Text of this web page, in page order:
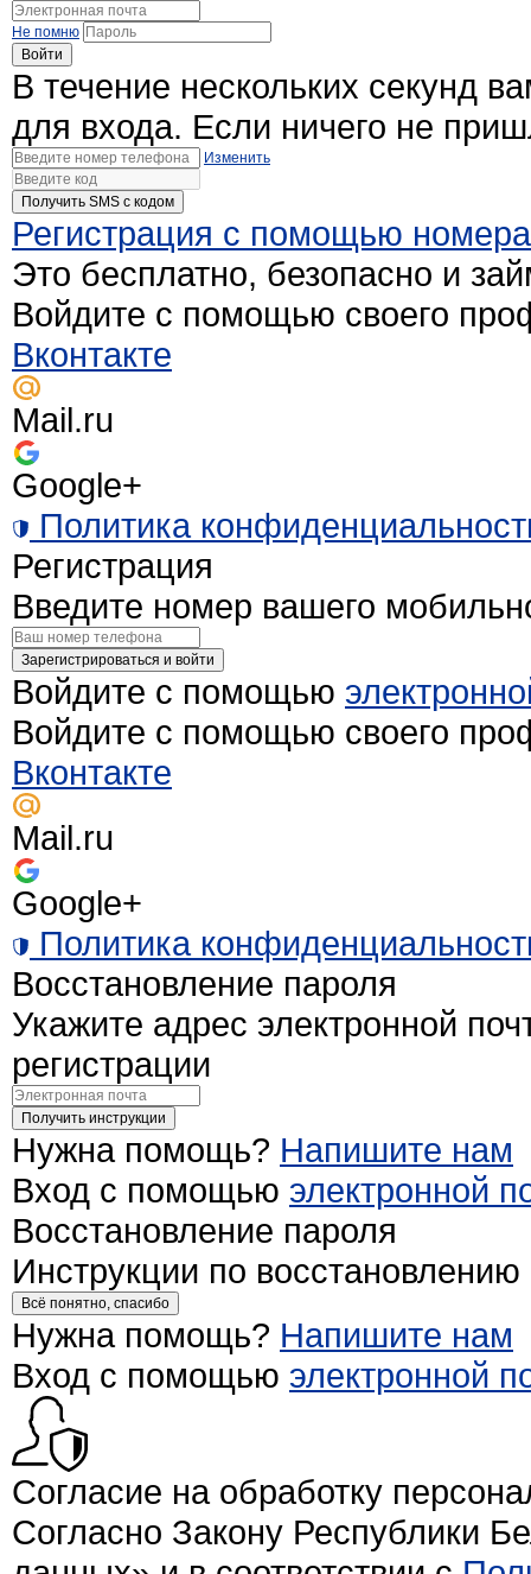
Не помню
Войти
В течение нескольких секунд
для входа. Если ничего не
Изменить
Получить SMS c кодом
Регистрация с помощью
Это бесплатно, безопасно и
Войдите с помощью своего
Вконтакте
Mail.ru
Google+
Политика
Регистрация
Введите номер вашего
Зарегистрироваться и войти
Войдите с помощью
Войдите с помощью своего
Вконтакте
Mail.ru
Google+
Политика
Восстановление пароля
Укажите адрес электронной
регистрации
Получить инструкции
Нужна помощь? Напишите нам
Вход с помощью электронной
Восстановление пароля
Инструкции по
Всё понятно, спасибо
Нужна помощь? Напишите нам
Вход с помощью электронной
Согласие на обработку
Согласно Закону Республики